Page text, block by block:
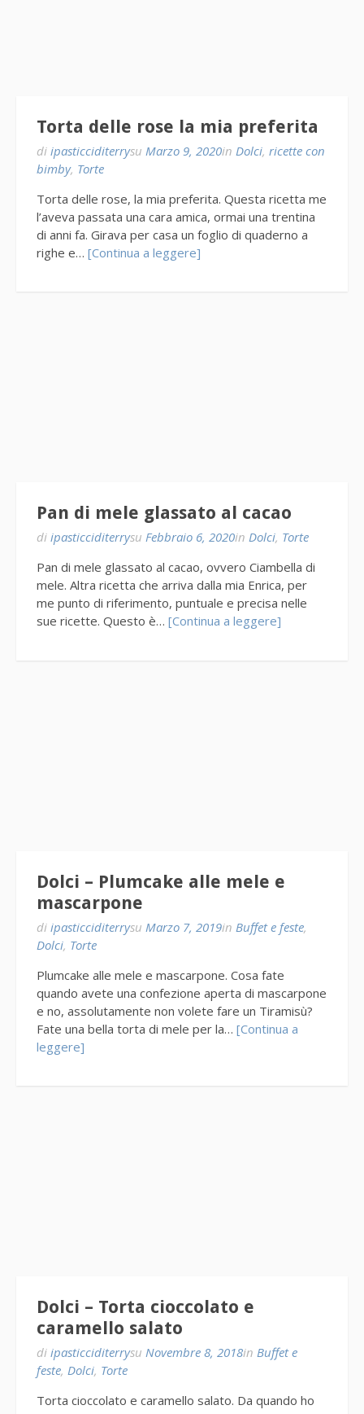
Torta delle rose la mia preferita
di ipasticciditerrysu Marzo 9, 2020in Dolci, ricette con
bimby, Torte
Torta delle rose, la mia preferita. Questa ricetta me
l’aveva passata una cara amica, ormai una trentina
di anni fa. Girava per casa un foglio di quaderno a
righe e… [Continua a leggere]
Pan di mele glassato al cacao
di ipasticciditerrysu Febbraio 6, 2020in Dolci, Torte
Pan di mele glassato al cacao, ovvero Ciambella di
mele. Altra ricetta che arriva dalla mia Enrica, per
me punto di riferimento, puntuale e precisa nelle
sue ricette. Questo è… [Continua a leggere]
Dolci – Plumcake alle mele e
mascarpone
di ipasticciditerrysu Marzo 7, 2019in Buffet e feste,
Dolci, Torte
Plumcake alle mele e mascarpone. Cosa fate
quando avete una confezione aperta di mascarpone
e no, assolutamente non volete fare un Tiramisù?
Fate una bella torta di mele per la… [Continua a
leggere]
Dolci – Torta cioccolato e
caramello salato
di ipasticciditerrysu Novembre 8, 2018in Buffet e
feste, Dolci, Torte
Torta cioccolato e caramello salato. Da quando ho